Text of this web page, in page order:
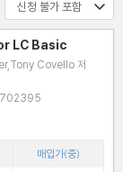
LC Basic
Covello 저
/ 8927702395
매입가(중)